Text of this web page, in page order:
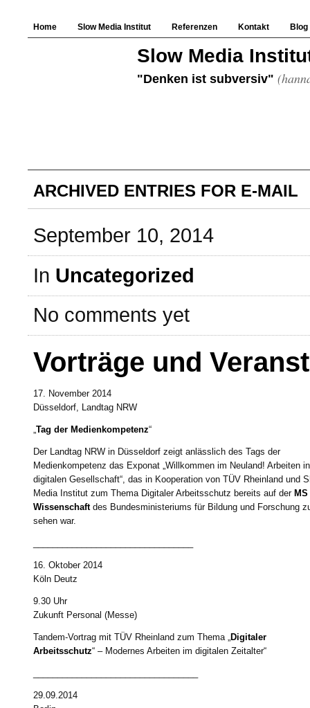
Home Slow Media Institut Referenzen Kontakt Blog
Slow Media
"Denken ist subversiv"
ARCHIVED ENTRIES FOR E-MAIL
September 10, 2014
In Uncategorized
No comments yet
Vorträge und
17. November 2014
Düsseldorf, Landtag NRW
„Tag der Medienkompetenz“
Der Landtag NRW in Düsseldorf zeigt anlässlich des Tags der
Medienkompetenz das Exponat „Willkommen im Neuland! Arbeiten
digitalen Gesellschaft“, das in Kooperation von TÜV Rheinland und
Media Institut zum Thema Digitaler Arbeitsschutz bereits auf der MS
Wissenschaftdes Bundesministeriums für Bildung und Forschung
sehen war.
16. Oktober 2014
Köln Deutz
9.30 Uhr
Zukunft Personal (Messe)
Tandem-Vortrag mit TÜV Rheinland zum Thema „Digitaler
Arbeitsschutz“ – Modernes Arbeiten im digitalen Zeitalter“
29.09.2014